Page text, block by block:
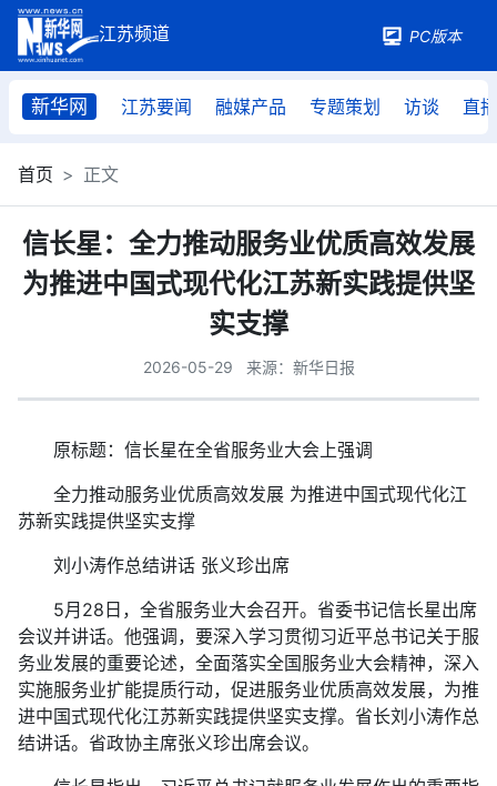
PC版本
新华网 江苏要闻 融媒产品 专题策划 访谈 直播
首页 正文
信长星：全力推动服务业优质高效发展
为推进中国式现代化江苏新实践提供坚
实支撑
2026-05-29 来源：新华日报
原标题：信长星在全省服务业大会上强调
全力推动服务业优质高效发展 为推进中国式现代化江
苏新实践提供坚实支撑
刘小涛作总结讲话 张义珍出席
5月28日，全省服务业大会召开。省委书记信长星出席
会议并讲话。他强调，要深入学习贯彻习近平总书记关于服
务业发展的重要论述，全面落实全国服务业大会精神，深入
实施服务业扩能提质行动，促进服务业优质高效发展，为推
进中国式现代化江苏新实践提供坚实支撑。省长刘小涛作总
结讲话。省政协主席张义珍出席会议。